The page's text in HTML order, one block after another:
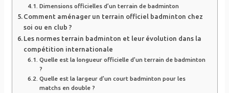
Dimensions officielles d’un terrain de badminton
Comment aménager un terrain officiel badminton chez
soi ou en club ?
Les normes terrain badminton et leur évolution dans la
compétition internationale
Quelle est la longueur officielle d’un terrain de badminton
?
Quelle est la largeur d’un court badminton pour les
matchs en double ?